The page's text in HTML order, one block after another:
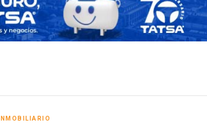
INMOBILIARIO